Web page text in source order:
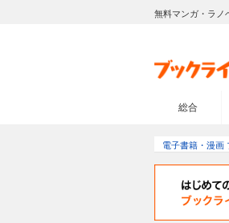
無料マンガ・ラノ
総合
電子書籍・漫画